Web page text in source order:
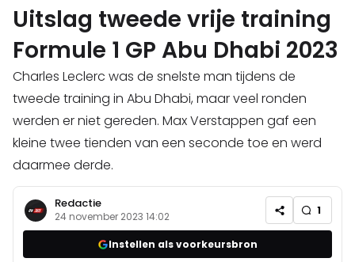
Uitslag tweede vrije training
Formule 1 GP Abu Dhabi 2023
Charles Leclerc was de snelste man tijdens de
tweede training in Abu Dhabi, maar veel ronden
werden er niet gereden. Max Verstappen gaf een
kleine twee tienden van een seconde toe en werd
daarmee derde.
Redactie
24 november 2023 14:02 1
Instellen als voorkeursbron